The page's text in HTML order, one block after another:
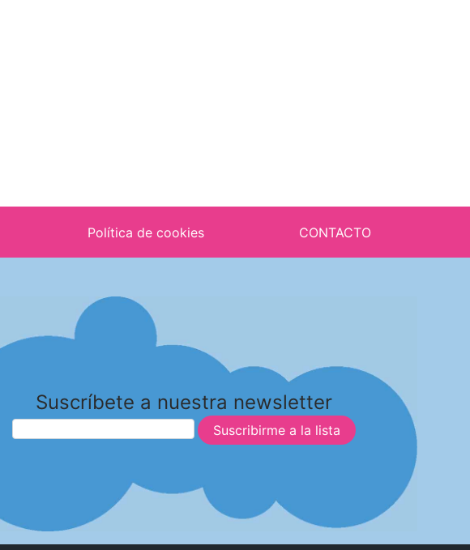
Política de cookies CONTACTO
Suscríbete a nuestra newsletter
Suscribirme a la lista